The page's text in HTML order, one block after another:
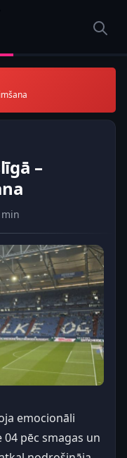
–
min
emocionāli
04 pēc smagas un